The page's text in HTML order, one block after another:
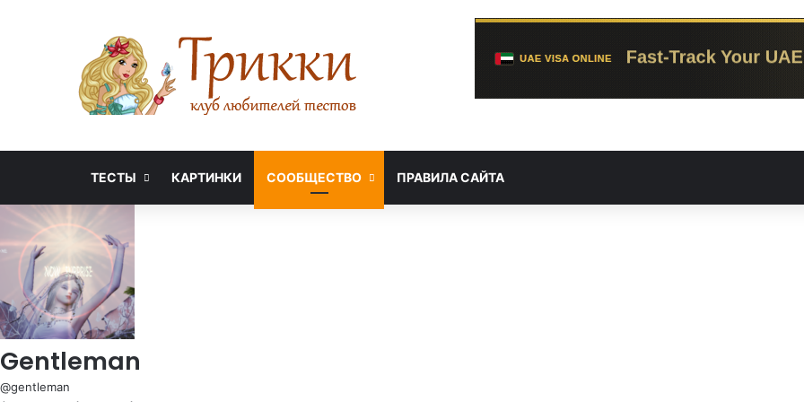
ТЕСТЫ КАРТИНКИ СООБЩЕСТВО ПРАВИЛА САЙТА
Gentleman
@gentleman